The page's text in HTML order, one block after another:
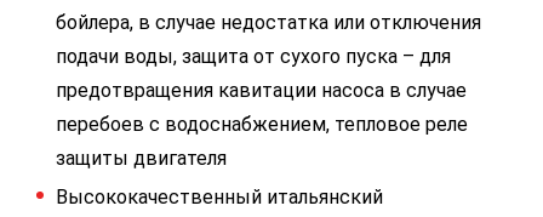
бойлера, в случае недостатка или отключения
подачи воды, защита от сухого пуска – для
предотвращения кавитации насоса в случае
перебоев с водоснабжением, тепловое реле
защиты двигателя
Высококачественный итальянский